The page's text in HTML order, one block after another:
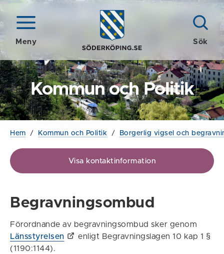
Meny Sök
Kommun och Politik
Hem / Kommun och Politik / Borgerlig vigsel och
Visa kontaktinformation
Begravningsombud
Förordnande av begravningsombud sker genom
Länsstyrelsen
enligt Begravningslagen 10 kap 1 §
(1190:1144).